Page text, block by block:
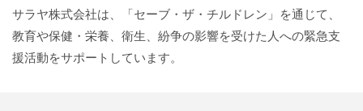
サラヤ株式会社は、「セーブ・ザ・チルドレン」を通じて、
教育や保健・栄養、衛生、紛争の影響を受けた人への緊急支
援活動をサポートしています。